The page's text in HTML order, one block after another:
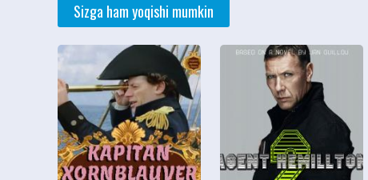
Sizga ham yoqishi mumkin